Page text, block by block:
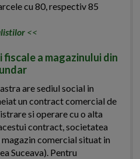
cu 80, respectiv 85
<<
a magazinului din
are sediul social in
un contract comercial de
si operare cu o alta
contract, societatea
comercial situat in
Suceava). Pentru